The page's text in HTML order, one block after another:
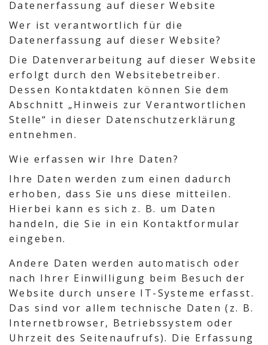
Datenerfassung auf dieser Website
Wer ist verantwortlich für die
Datenerfassung auf dieser Website?
Die Datenverarbeitung auf dieser Website
erfolgt durch den Websitebetreiber.
Dessen Kontaktdaten können Sie dem
Abschnitt „Hinweis zur Verantwortlichen
Stelle“ in dieser Datenschutzerklärung
entnehmen.
Wie erfassen wir Ihre Daten?
Ihre Daten werden zum einen dadurch
erhoben, dass Sie uns diese mitteilen.
Hierbei kann es sich z. B. um Daten
handeln, die Sie in ein Kontaktformular
eingeben.
Andere Daten werden automatisch oder
nach Ihrer Einwilligung beim Besuch der
Website durch unsere IT-Systeme erfasst.
Das sind vor allem technische Daten (z. B.
Internetbrowser, Betriebssystem oder
Uhrzeit des Seitenaufrufs). Die Erfassung